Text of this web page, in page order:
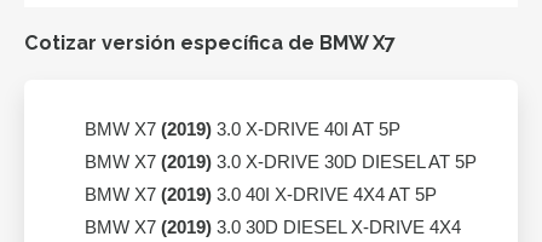
Cotizar versión específica de BMW X7
BMW X7 (2019) 3.0 X-DRIVE 40I AT 5P
BMW X7 (2019) 3.0 X-DRIVE 30D DIESEL AT 5P
BMW X7 (2019) 3.0 40I X-DRIVE 4X4 AT 5P
BMW X7 (2019) 3.0 30D DIESEL X-DRIVE 4X4